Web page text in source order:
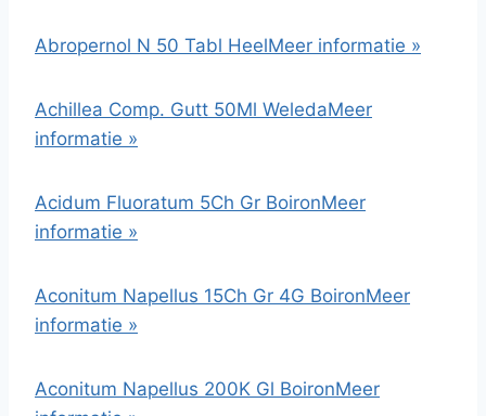
Abropernol N 50 Tabl HeelMeer informatie »
Achillea Comp. Gutt 50Ml WeledaMeer
informatie »
Acidum Fluoratum 5Ch Gr BoironMeer
informatie »
Aconitum Napellus 15Ch Gr 4G BoironMeer
informatie »
Aconitum Napellus 200K Gl BoironMeer